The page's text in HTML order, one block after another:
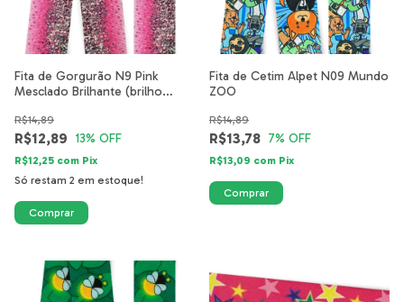
Fita de Gorgurão N9 Pink
Mesclado Brilhante (brilho
R$12,89
R$14,89
13% OFF
R$12,25 com Pix
Só restam 2 em estoque!
Fita de Cetim Alpet N09 Mundo
ZOO
R$13,78
R$14,89
7% OFF
R$13,09 com Pix